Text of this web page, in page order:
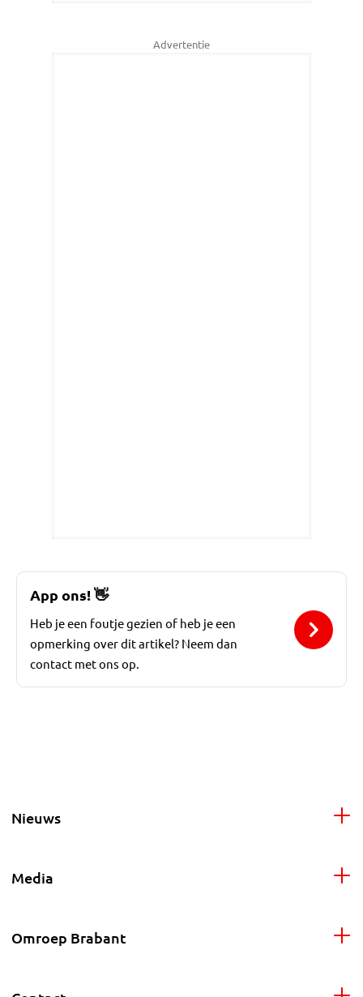
Advertentie
App ons!👋
Heb je een foutje gezien of heb je een
opmerking over dit artikel? Neem dan
contact met ons op.
Nieuws
Media
Omroep Brabant